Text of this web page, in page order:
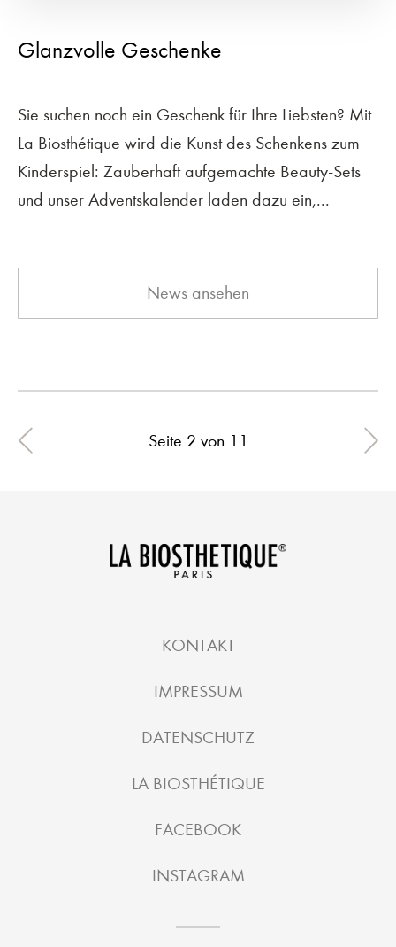
Glanzvolle Geschenke
Sie suchen noch ein Geschenk für Ihre Liebsten? Mit
La Biosthétique wird die Kunst des Schenkens zum
Kinderspiel: Zauberhaft aufgemachte Beauty-Sets
und unser Adventskalender laden dazu ein,...
News ansehen
Seite 2 von 11
KONTAKT
IMPRESSUM
DATENSCHUTZ
LA BIOSTHÉTIQUE
FACEBOOK
INSTAGRAM